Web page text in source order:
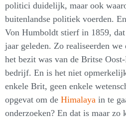
politici duidelijk, maar ook
buitenlandse politiek voerden.
Von Humboldt stierf in 1859,
jaar geleden. Zo realiseerden we
het bezit was van de Britse
bedrijf. En is het niet
enkele Brit, geen enkele
opgevat om de Himalaya in te
onderzoeken? En dat is maar zo